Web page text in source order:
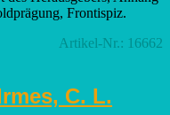
Frontispiz.
Artikel-Nr.: 16662
C. L.